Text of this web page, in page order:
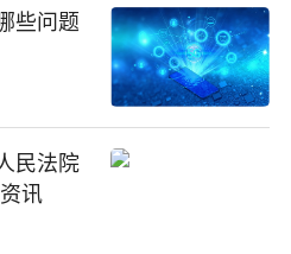
些问题
民法院
讯